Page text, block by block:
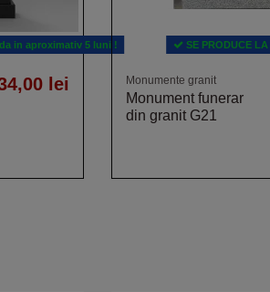
in aproximativ 5 luni !
lei
SE PRODUCE
Monumente granit
Monument funerar
din granit G21